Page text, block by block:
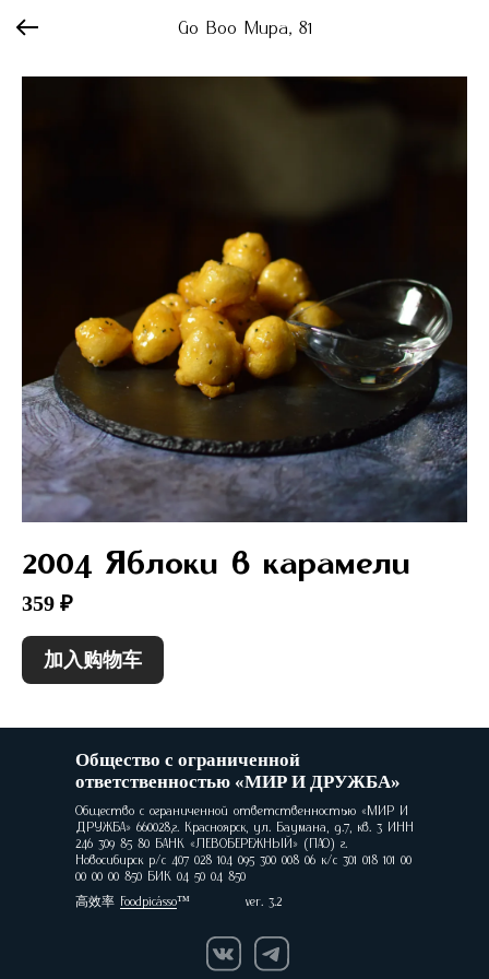
Go Boo Мира, 81
2004 Яблоки в карамели
359 ₽
加入购物车
Общество с ограниченной
ответственностью «МИР И ДРУЖБА»
Общество с ограниченной ответственностью «МИР И
ДРУЖБА» 660028,г. Красноярск, ул. Баумана, д.7, кв. 3 ИНН
246 309 85 80 БАНК «ЛЕВОБЕРЕЖНЫЙ» (ПАО) г.
Новосибирск р/с 407 028 104 095 300 008 06 к/с 301 018 101 00
00 00 00 850 БИК 04 50 04 850
高效率 Foodpicássover. 3.2